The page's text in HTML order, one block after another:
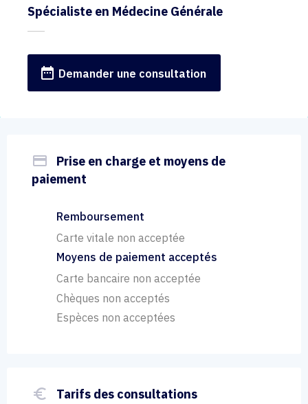
Spécialiste en Médecine Générale
date_range Demander une consultation
payment
Prise en charge et moyens de
paiement
Remboursement
Carte vitale non acceptée
Moyens de paiement acceptés
Carte bancaire non acceptée
Chèques non acceptés
Espèces non acceptées
euro_symbol Tarifs des consultations